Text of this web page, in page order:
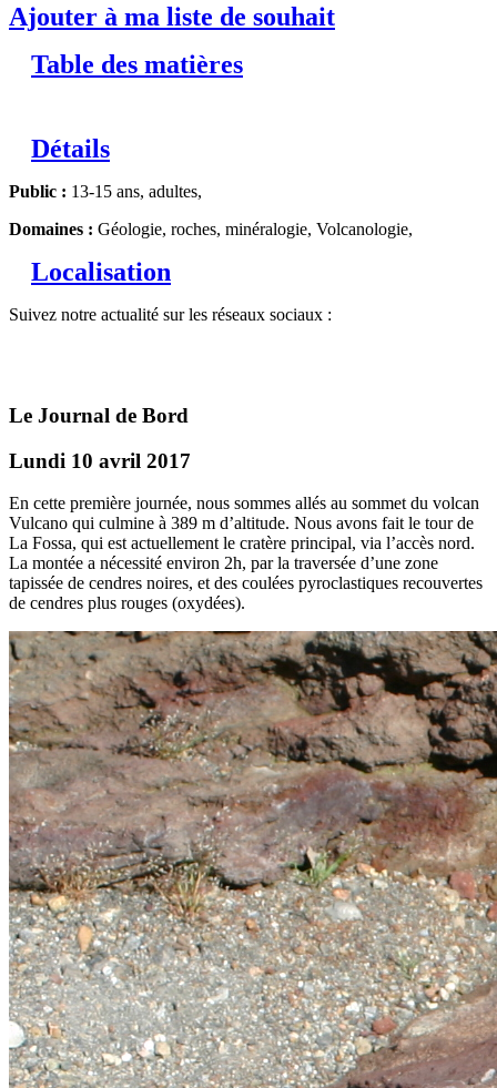
Ajouter à ma liste de souhait
Table des matières
Détails
Public : 13-15 ans, adultes,
Domaines : Géologie, roches, minéralogie, Volcanologie,
Localisation
Suivez notre actualité sur les réseaux sociaux :
Le Journal de Bord
Lundi 10 avril 2017
En cette première journée, nous sommes allés au sommet du volcan
Vulcano qui culmine à 389 m d’altitude. Nous avons fait le tour de
La Fossa, qui est actuellement le cratère principal, via l’accès nord.
La montée a nécessité environ 2h, par la traversée d’une zone
tapissée de cendres noires, et des coulées pyroclastiques recouvertes
de cendres plus rouges (oxydées).